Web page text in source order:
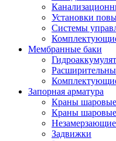
Установки
Системы
Мембранные баки
Запорная арматура
Краны шаровые
Краны шаровые
Задвижки